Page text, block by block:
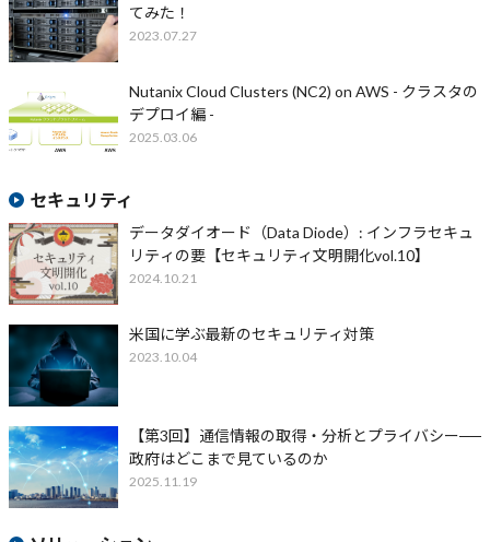
てみた！
2023.07.27
Nutanix Cloud Clusters (NC2) on AWS - クラスタの
デプロイ編 -
2025.03.06
セキュリティ
データダイオード（Data Diode）: インフラセキュ
リティの要【セキュリティ文明開化vol.10】
2024.10.21
米国に学ぶ最新のセキュリティ対策
2023.10.04
【第3回】通信情報の取得・分析とプライバシー──
政府はどこまで見ているのか
2025.11.19